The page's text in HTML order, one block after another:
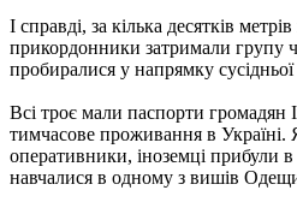
І справді, за кілька десятків
прикордонники затримали групу
пробиралися у напрямку сусідньої
Всі троє мали паспорти громадян
тимчасове проживання в Україні.
оперативники, іноземці прибули в
навчалися в одному з вишів